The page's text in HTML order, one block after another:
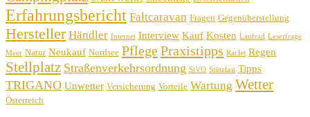
Erfahrungsbericht Faltcaravan Fragen Gegenüberstellung
Hersteller Händler Internet Interview Kauf Kosten Laufrad Leserfrage
Meer Natur Neukauf Nordsee PflegePraxistipps Raclet Regen
Stellplatz Straßenverkehrsordnung StVO Stützlast Tipps
TRIGANO Unwetter Versicherung Vorteile Wartung Wetter
Österreich